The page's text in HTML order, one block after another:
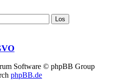
Software © phpBB Group
phpBB.de